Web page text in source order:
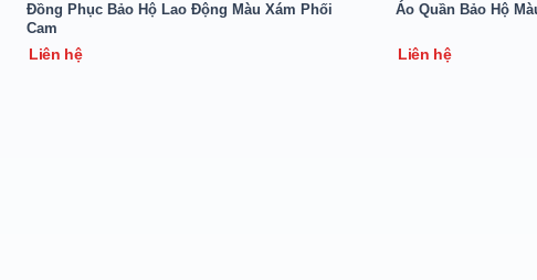
Đồng Phục Bảo Hộ Lao Động Màu Xám Phối
Cam
Liên hệ
Áo Quần Bảo Hộ
Liên hệ